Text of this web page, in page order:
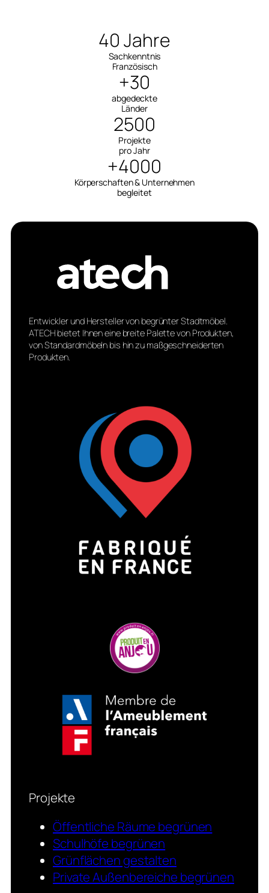
40 Jahre
Sachkenntnis
Französisch
+30
abgedeckte
Länder
2500
Projekte
pro Jahr
+4000
Körperschaften & Unternehmen
begleitet
Entwickler und Hersteller von begrünter Stadtmöbel.
ATECH bietet Ihnen eine breite Palette von Produkten,
von Standardmöbeln bis hin zu maßgeschneiderten
Produkten.
Projekte
Öffentliche Räume begrünen
Schulhöfe begrünen
Grünflächen gestalten
Private Außenbereiche begrünen